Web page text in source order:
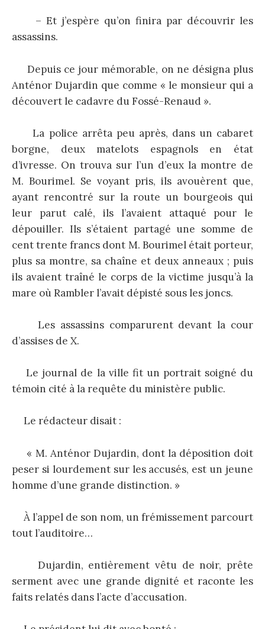
– Et j’espère qu’on finira par découvrir les
assassins.
Depuis ce jour mémorable, on ne désigna plus
Anténor Dujardin que comme « le monsieur qui a
découvert le cadavre du Fossé-Renaud ».
La police arrêta peu après, dans un cabaret
borgne, deux matelots espagnols en état
d’ivresse. On trouva sur l’un d’eux la montre de
M. Bourimel. Se voyant pris, ils avouèrent que,
ayant rencontré sur la route un bourgeois qui
leur parut calé, ils l’avaient attaqué pour le
dépouiller. Ils s’étaient partagé une somme de
cent trente francs dont M. Bourimel était porteur,
plus sa montre, sa chaîne et deux anneaux ; puis
ils avaient traîné le corps de la victime jusqu’à la
mare où Rambler l’avait dépisté sous les joncs.
Les assassins comparurent devant la cour
d’assises de X.
Le journal de la ville fit un portrait soigné du
témoin cité à la requête du ministère public.
Le rédacteur disait :
« M. Anténor Dujardin, dont la déposition doit
peser si lourdement sur les accusés, est un jeune
homme d’une grande distinction. »
À l’appel de son nom, un frémissement parcourt
tout l’auditoire…
Dujardin, entièrement vêtu de noir, prête
serment avec une grande dignité et raconte les
faits relatés dans l’acte d’accusation.